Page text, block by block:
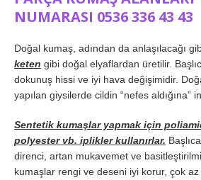
NUMARASI 0536 336 43 43
Doğal kumaş, adından da anlaşılacağı
keten gibi doğal elyaflardan üretilir.
dokunuş hissi ve iyi hava değişimidir.
yapılan giysilerde cildin “nefes aldığına”
Sentetik kumaşlar yapmak için
polyester vb. iplikler kullanırlar.
direnci, artan mukavemet ve
kumaşlar rengi ve deseni iyi korur, çok